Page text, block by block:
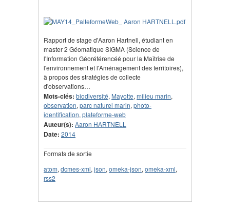
Rapport de stage d'Aaron Hartnell, étudiant en
master 2 Géomatique SIGMA (Science de
l'Information Géoréférencéé pour la Maîtrise de
l'environnement et l'Aménagement des territoires),
à propos des stratégies de collecte
d'observations…
Mots-clés: biodiversité, Mayotte, milieu marin,
observation, parc naturel marin, photo-
identification, plateforme-web
Auteur(s): Aaron HARTNELL
Date: 2014
Formats de sortie
atom, dcmes-xml, json, omeka-json, omeka-xml,
rss2